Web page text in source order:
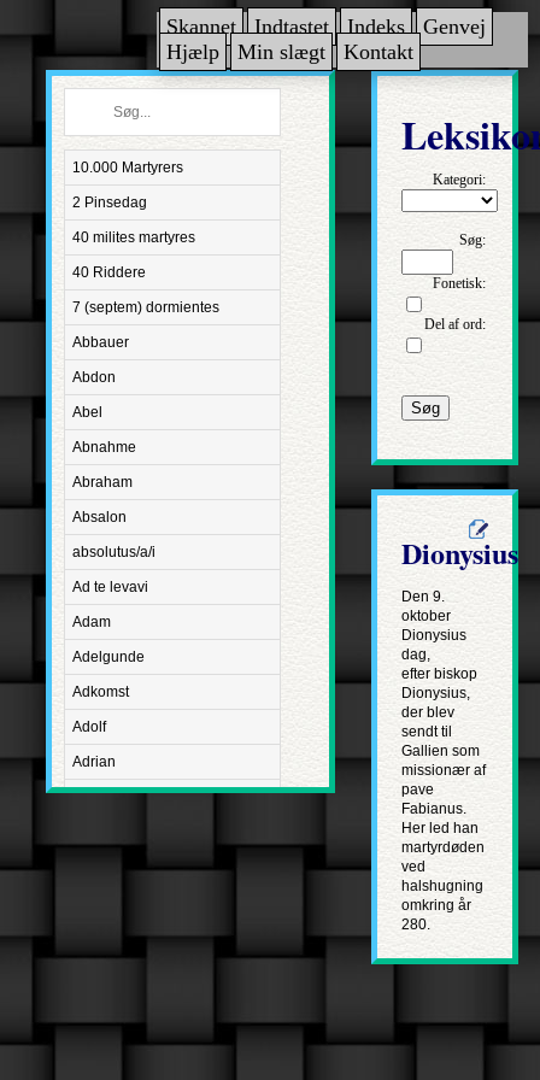
Skannet Indtastet Indeks
Genvej
Hjælp
Min slægt Kontakt
10.000 Martyrers
2 Pinsedag
40 milites martyres
40 Riddere
7 (septem) dormientes
Abbauer
Abdon
Abel
Abnahme
Abraham
Absalon
absolutus/a/i
Ad te levavi
Adam
Adelgunde
Adkomst
Adolf
Adrian
Advent
Aetatis suae
Agapetus
Kategori:
Søg:
Fonetisk:
Del af ord:
Søg
Dionysius
Den 9.
oktober
Dionysius
dag,
efter biskop
Dionysius,
der blev
sendt til
Gallien som
missionær af
pave
Fabianus.
Her led han
martyrdøden
ved
halshugning
omkring år
280.